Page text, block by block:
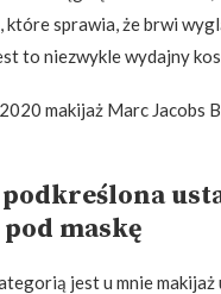
które sprawia, że brwi
to niezwykle wydajny
maskę
jest u mnie makijaż